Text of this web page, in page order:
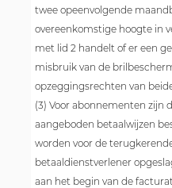
twee opeenvolgende
overeenkomstige hoogte in
met lid 2 handelt of er een
misbruik van de
opzeggingsrechten van
(3) Voor abonnementen zijn
aangeboden betaalwijzen
worden voor de
betaaldienstverlener
aan het begin van de